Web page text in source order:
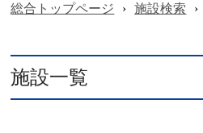
総合トップページ › 施設検索 ›
施設一覧